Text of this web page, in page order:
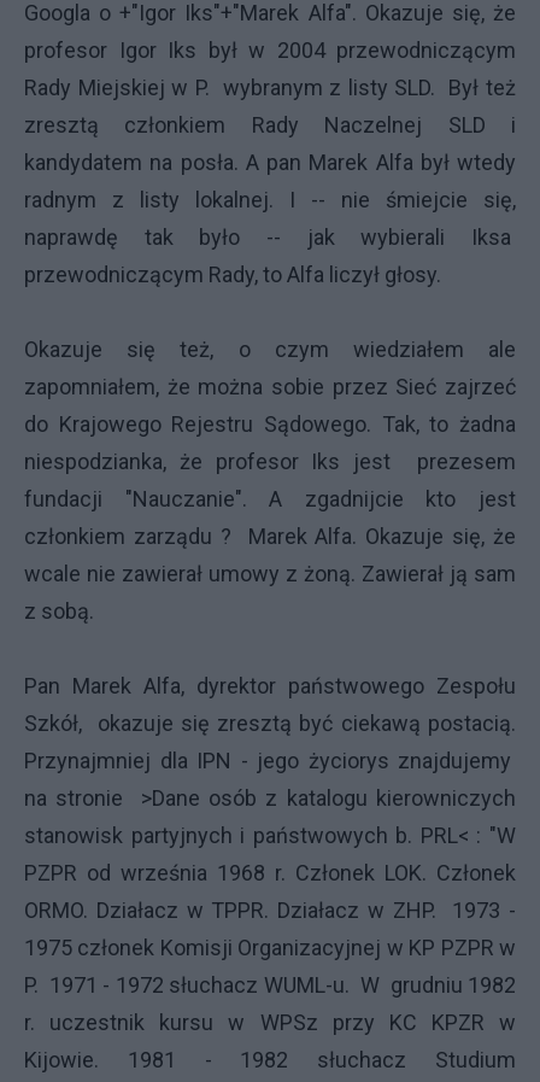
Googla o +"Igor Iks"+"Marek Alfa". Okazuje się, że
profesor Igor Iks był w 2004 przewodniczącym
Rady Miejskiej w P. wybranym z listy SLD. Był też
zresztą członkiem Rady Naczelnej SLD i
kandydatem na posła. A pan Marek Alfa był wtedy
radnym z listy lokalnej. I -- nie śmiejcie się,
naprawdę tak było -- jak wybierali Iksa
przewodniczącym Rady, to Alfa liczył głosy.
Okazuje się też, o czym wiedziałem ale
zapomniałem, że można sobie przez Sieć zajrzeć
do Krajowego Rejestru Sądowego. Tak, to żadna
niespodzianka, że profesor Iks jest prezesem
fundacji "Nauczanie". A zgadnijcie kto jest
członkiem zarządu ? Marek Alfa. Okazuje się, że
wcale nie zawierał umowy z żoną. Zawierał ją sam
z sobą.
Pan Marek Alfa, dyrektor państwowego Zespołu
Szkół, okazuje się zresztą być ciekawą postacią.
Przynajmniej dla IPN - jego życiorys znajdujemy
na stronie >Dane osób z katalogu kierowniczych
stanowisk partyjnych i państwowych b. PRL< : "W
PZPR od września 1968 r. Członek LOK. Członek
ORMO. Działacz w TPPR. Działacz w ZHP. 1973 -
1975 członek Komisji Organizacyjnej w KP PZPR w
P. 1971 - 1972 słuchacz WUML-u. W grudniu 1982
r. uczestnik kursu w WPSz przy KC KPZR w
Kijowie. 1981 - 1982 słuchacz Studium